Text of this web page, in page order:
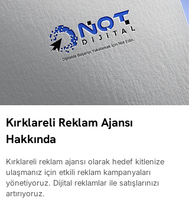
Kırklareli Reklam Ajansı
Hakkında
Kırklareli reklam ajansı olarak hedef kitlenize
ulaşmanız için etkili reklam kampanyaları
yönetiyoruz. Dijital reklamlar ile satışlarınızı
artırıyoruz.